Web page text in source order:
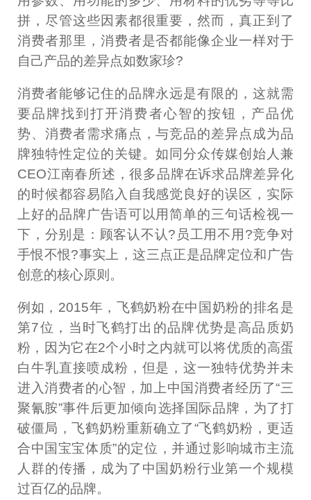
拼，尽管这些因素都很重要，然而，真正到了
消费者那里，消费者是否都能像企业一样对于
自己产品的差异点如数家珍?
消费者能够记住的品牌永远是有限的，这就需
要品牌找到打开消费者心智的按钮，产品优
势、消费者需求痛点，与竞品的差异点成为品
牌独特性定位的关键。如同分众传媒创始人兼
CEO江南春所述，很多品牌在诉求品牌差异化
的时候都容易陷入自我感觉良好的误区，实际
上好的品牌广告语可以用简单的三句话检视一
下，分别是：顾客认不认?员工用不用?竞争对
手恨不恨?事实上，这三点正是品牌定位和广告
创意的核心原则。
例如，2015年，飞鹤奶粉在中国奶粉的排名是
第7位，当时飞鹤打出的品牌优势是高品质奶
粉，因为它在2个小时之内就可以将优质的高蛋
白牛乳直接喷成粉，但是，这一独特优势并未
进入消费者的心智，加上中国消费者经历了“三
聚氰胺”事件后更加倾向选择国际品牌，为了打
破僵局，飞鹤奶粉重新确立了“飞鹤奶粉，更适
合中国宝宝体质”的定位，并通过影响城市主流
人群的传播，成为了中国奶粉行业第一个规模
过百亿的品牌。